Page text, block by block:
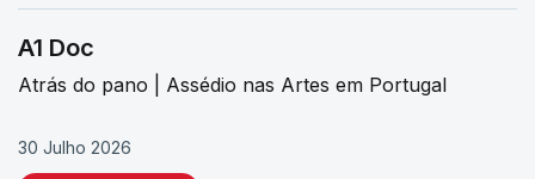
A1 Doc
Atrás do pano | Assédio nas Artes em Portugal
30 Julho 2026